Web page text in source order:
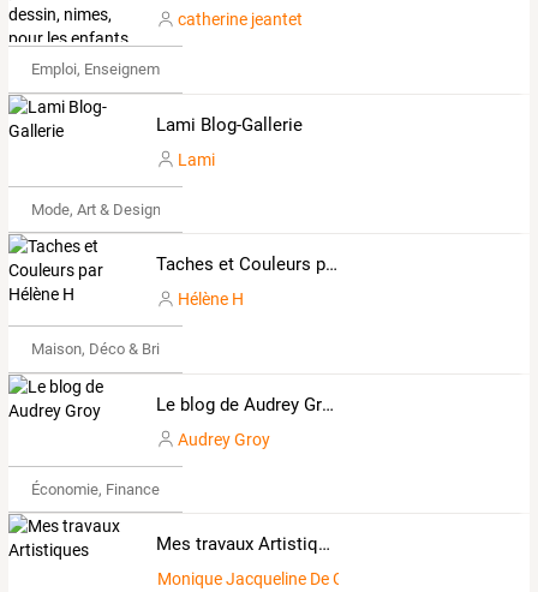
catherine jeantet
Emploi, Enseignement & Etudes
Lami Blog-Gallerie
Lami
Mode, Art & Design
Taches et Couleurs par Hélène H
Hélène H
Maison, Déco & Bricolage
Le blog de Audrey Groy
Audrey Groy
Économie, Finance & Droit
Mes travaux Artistiques
Monique Jacqueline De Gelas